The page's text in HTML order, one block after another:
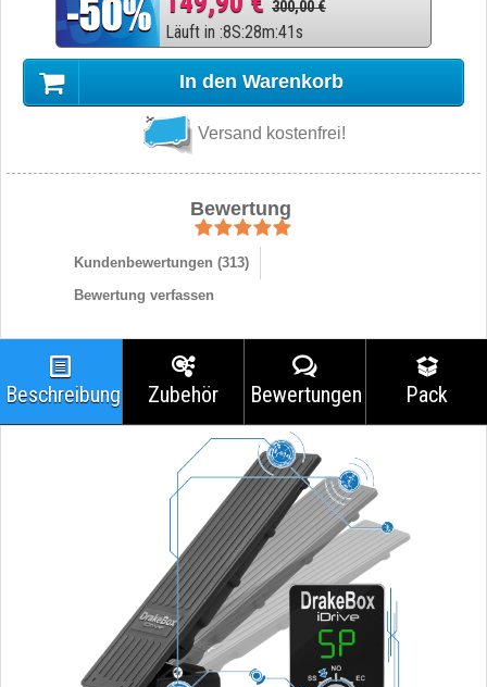
300,00 €
Läuft in :8S:28m:40s
In den Warenkorb
Versand kostenfrei!
Bewertung
Kundenbewertungen (313)
Bewertung verfassen
Beschreibung Zubehör Bewertungen Pack